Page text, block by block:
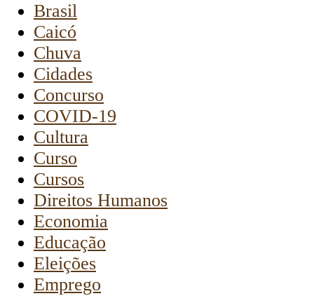
Brasil
Caicó
Chuva
Cidades
Concurso
COVID-19
Cultura
Curso
Cursos
Direitos Humanos
Economia
Educação
Eleições
Emprego